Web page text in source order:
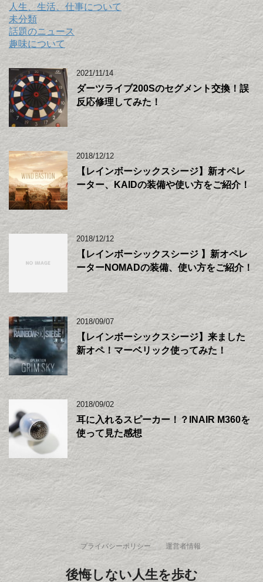
人生、生活、仕事について
未分類
話題のニュース
趣味について
2021/11/14
ダーツライブ200Sのセグメント交換！誤
反応修理してみた！
2018/12/12
【レインボーシックスシージ】新オペレ
ーター、KAIDの装備や使い方をご紹介！
2018/12/12
【レインボーシックスシージ 】新オペレ
ーターNOMADの装備、使い方をご紹介！
2018/09/07
【レインボーシックスシージ】来ました
新オペ！マーベリック使ってみた！
2018/09/02
耳に入れるスピーカー！？INAIR M360を
使って見た感想
プライバシーポリシー 運営者情報
後悔しない人生を歩む